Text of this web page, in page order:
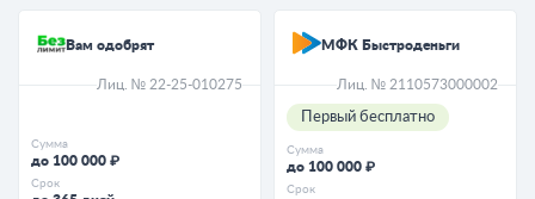
Вам одобрят
Лиц. № 22-25-010275
Сумма
до 100 000 ₽
Срок
МФК Быстроденьги
Лиц. № 2110573000002
Первый бесплатно
Сумма
до 100 000 ₽
Срок